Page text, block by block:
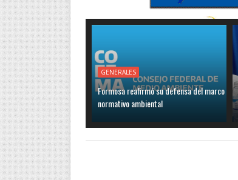
GENERALES
Formosa reafirmó su defensa del marco
normativo ambiental